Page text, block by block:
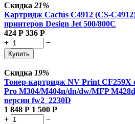
Скидка 21%
Картридж Cactus C4912 (CS-
принтеров Design Jet 500/800C
424 Р 336 Р
+
−
Купить
Скидка 19%
Тонер-картридж NV Print CF259X
Pro M304/M404n/dn/dw/MFP
версии fw2_2230D
1 848 Р 1 500 Р
+
−